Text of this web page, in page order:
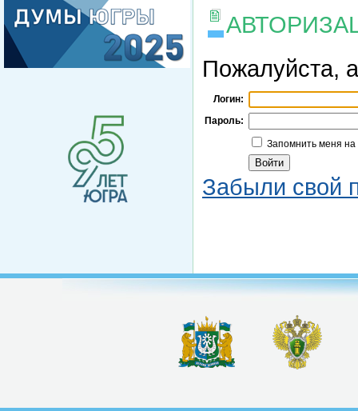
Пожалуйста,
Логин:
Пароль:
Запомнить меня
Забыли свой